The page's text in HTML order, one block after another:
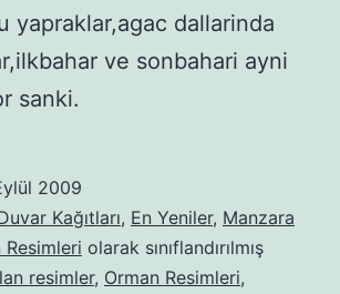
yapraklar,agac dallarinda
ve sonbahari ayni
sanki.
2009
Kağıtları, En Yeniler, Manzara
Resimleri olarak sınıflandırılmış
resimler, Orman Resimleri,